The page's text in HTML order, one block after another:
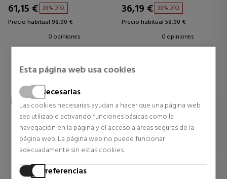
Esta página web usa cookies
Necesarias
Las cookies necesarias ayudan a hacer que una página web
sea utilizable activando funciones básicas como la
navegación en la página y el acceso a áreas seguras de la
página web. La página web no puede funcionar
adecuadamente sin estas cookies.
Preferencias
61,15 € 38% DTO.
Precio habitual 98,00 €
0 opiniones
36,19 € 38% DTO.
Precio habitual 58,00 €
0 opiniones